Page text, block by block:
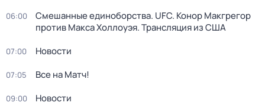
06:00
Смешанные единоборства. UFC. Конор Макгрегор
против Макса Холлоуэя. Трансляция из США
07:00 Новости
07:05 Все на Матч!
09:00 Новости